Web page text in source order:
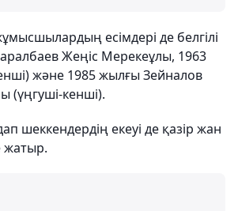
есімдері де белгілі
Жеңіс Мерекеұлы, 1963
және 1985 жылғы Зейналов
(үңгуші-кенші).
шеккендердің екеуі де қазір жан
жатыр.